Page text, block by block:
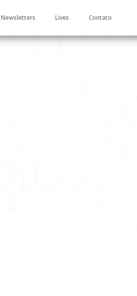
Newsletters Lives Contato